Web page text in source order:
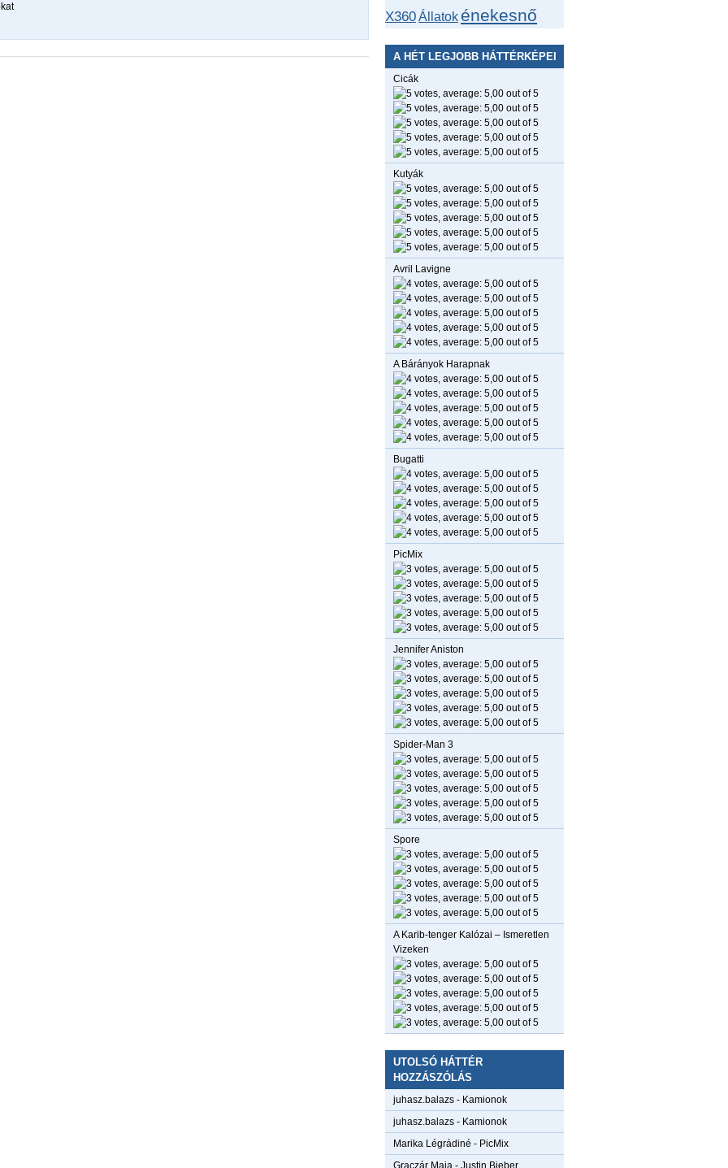
X360Állatok énekesnő
A HÉT LEGJOBB HÁTTÉRKÉPEI
Cicák
Kutyák
Avril Lavigne
A Bárányok Harapnak
Bugatti
PicMix
Jennifer Aniston
Spider-Man 3
Spore
A Karib-tenger Kalózai – Ismeretlen
Vizeken
UTOLSÓ HÁTTÉR
HOZZÁSZÓLÁS
juhasz.balazs - Kamionok
juhasz.balazs - Kamionok
Marika Légrádiné - PicMix
Graczár Maja - Justin Bieber